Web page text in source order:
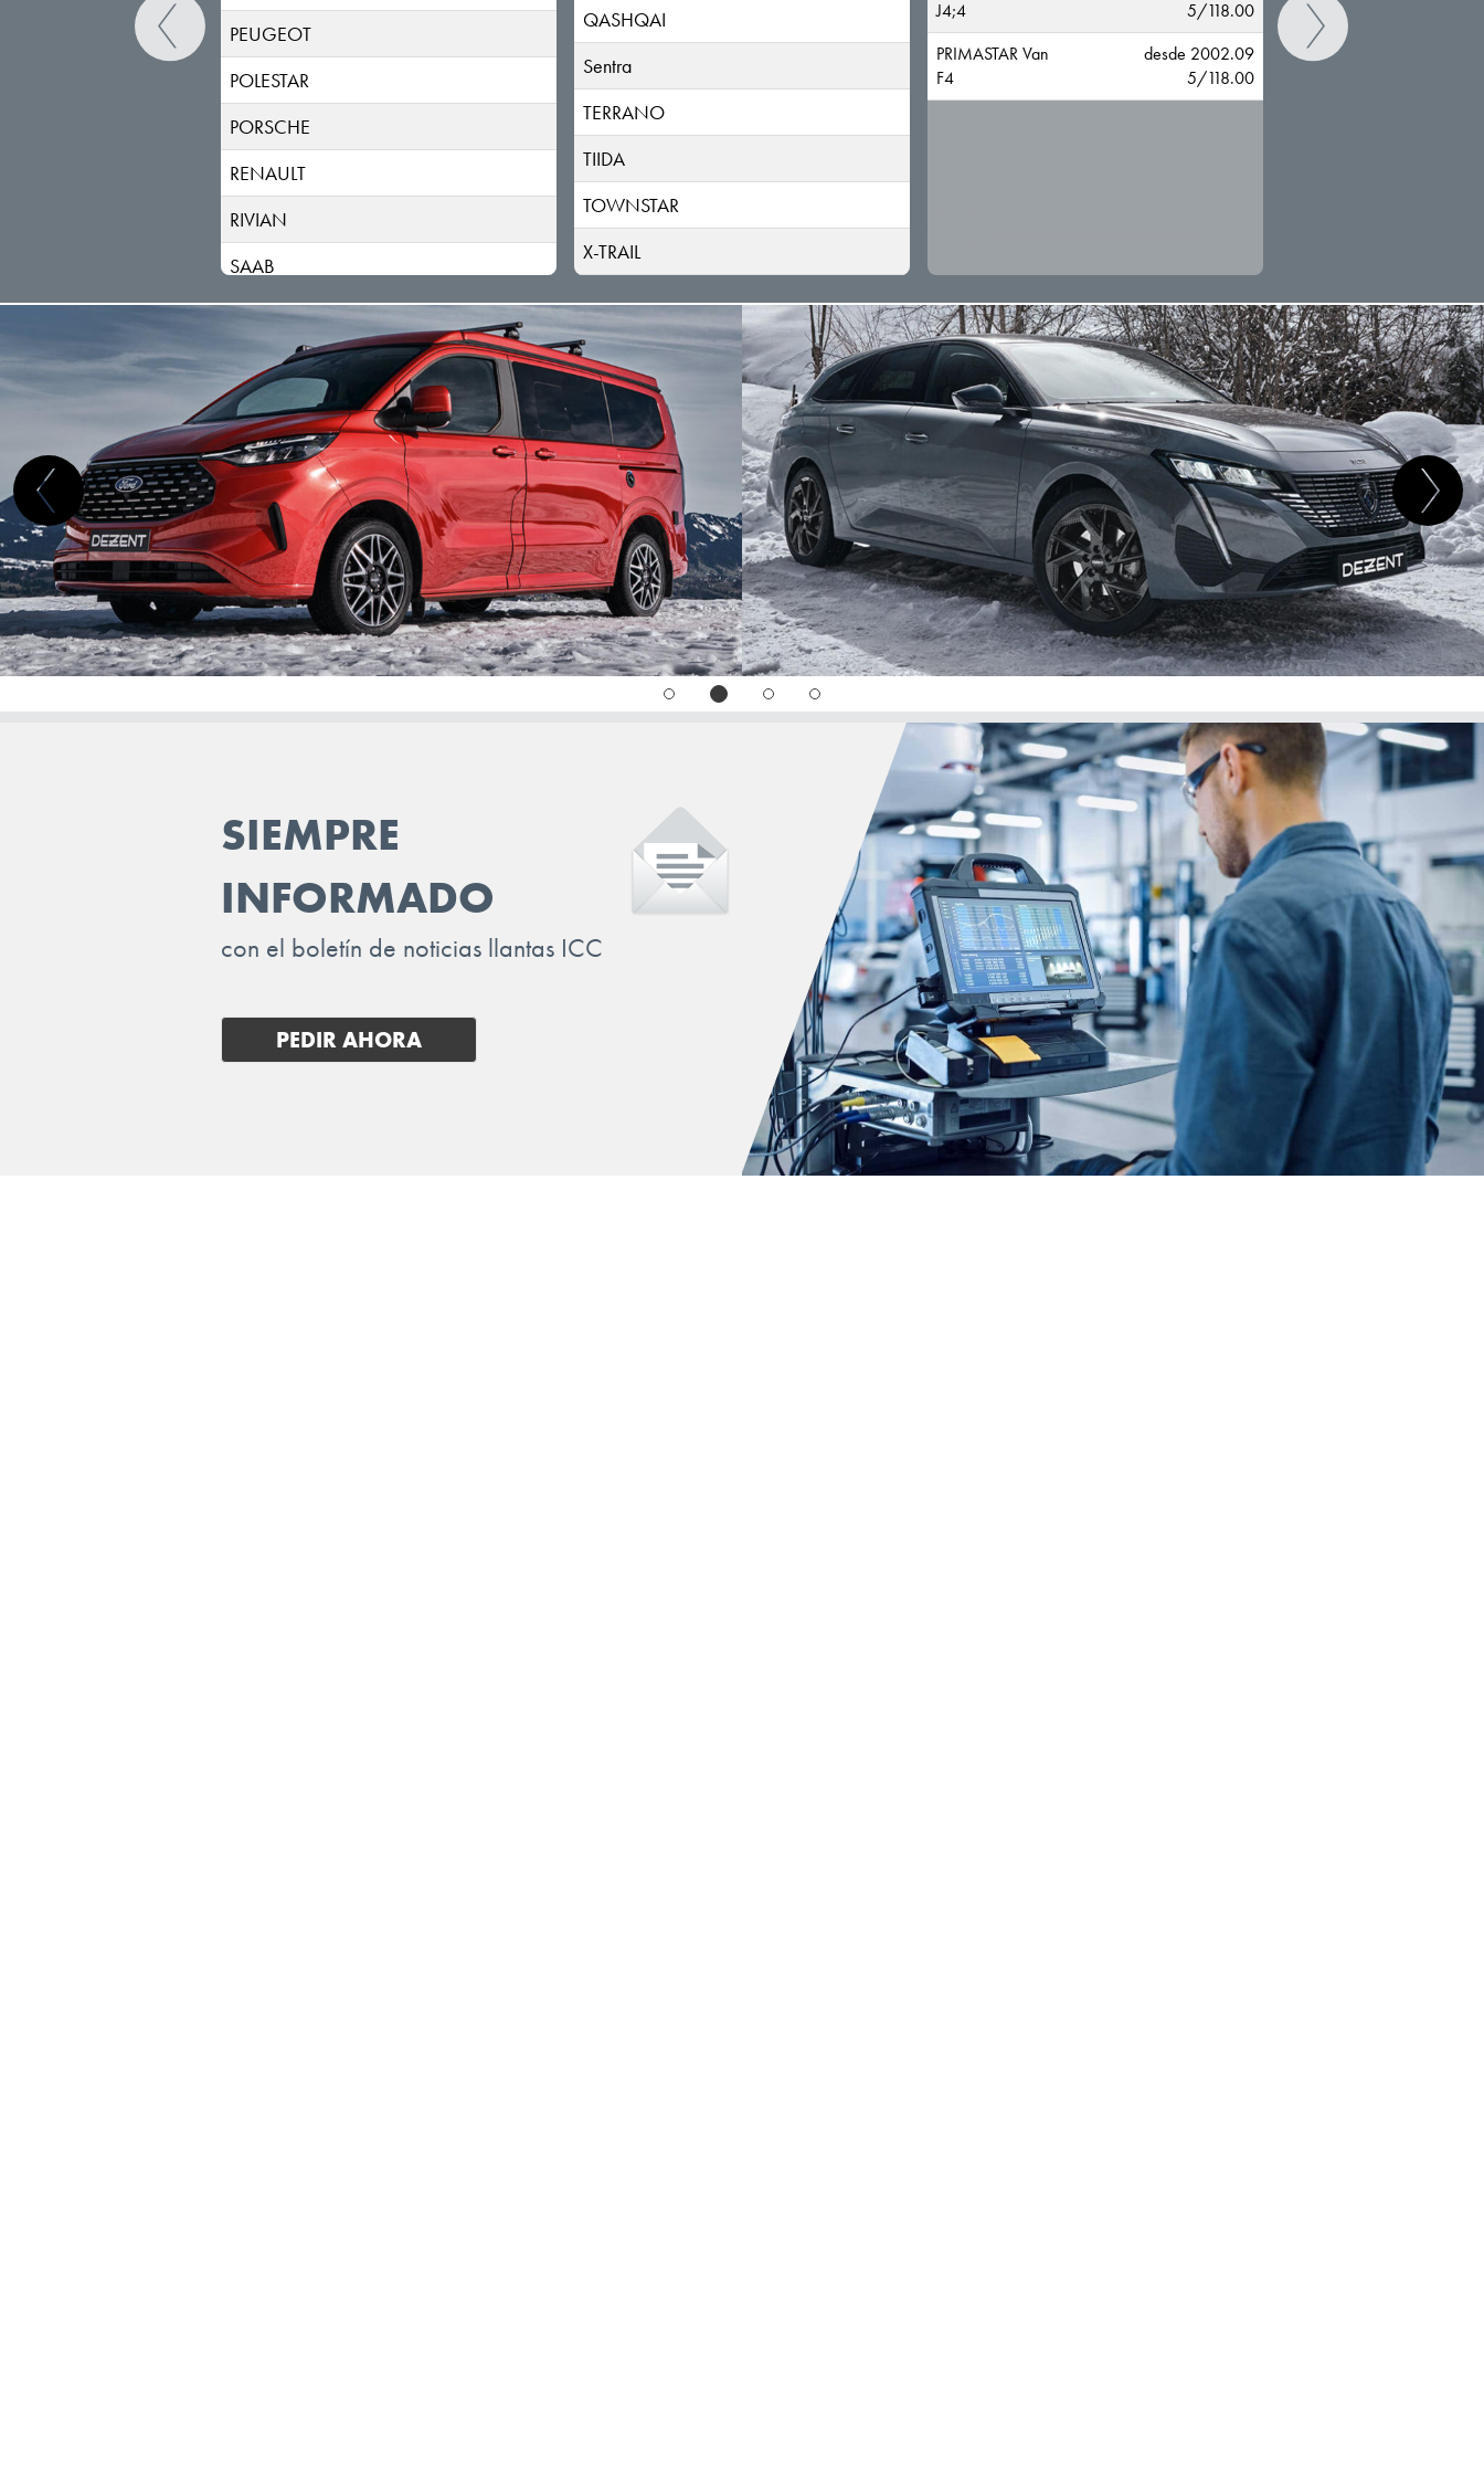
PEUGEOT
POLESTAR
PORSCHE
RENAULT
RIVIAN
SAAB
SEAT
SERES
SKODA
SKYWELL
SMART
STREETSCOOTER
SUBARU
SUZUKI
TESLA
TRAILER
VOLKSWAGEN
VOLVO
XPENG
QASHQAI
Sentra
TERRANO
TIIDA
TOWNSTAR
X-TRAIL
J4;4
5/118.00
PRIMASTAR Van
F4
desde 2002.09
5/118.00
SIEMPRE
INFORMADO
con el boletín de noticias llantas ICC
PEDIR AHORA